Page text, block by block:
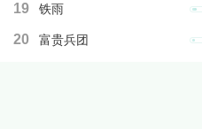
19 铁雨
20 富贵兵团